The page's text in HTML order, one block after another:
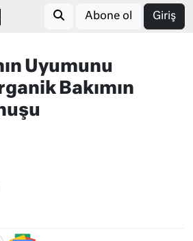
Abone ol Giriş
Uyumunu
Bakımın